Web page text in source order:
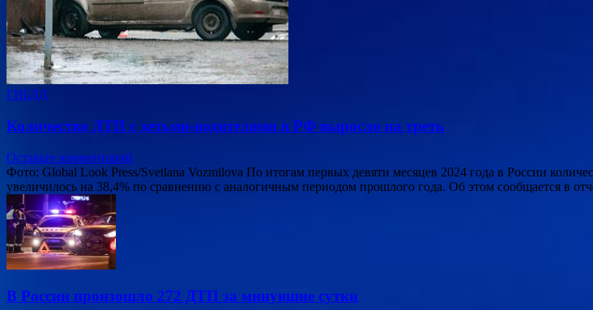
ГИБДД
Количество ДТП с детьми-водителями в РФ выросло на треть
Оставьте комментарий
Фото: Global Look Press/Svetlana Vozmilova По итогам первых девяти месяцев 2024 года в России
увеличилось на 38,4% по сравнению с аналогичным периодом прошлого года. Об этом сообщается в
В России произошло 272 ДТП за минувшие сутки